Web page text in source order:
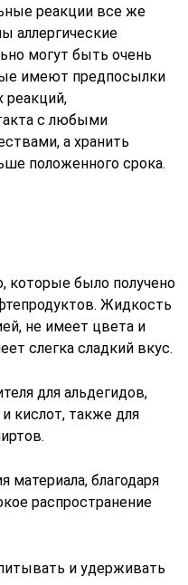
реакции все же
аллергические
могут быть очень
имеют предпосылки
реакций,
с любыми
а хранить
положенного срока.
которые было получено
Жидкость
не имеет цвета и
слегка сладкий вкус.
для альдегидов,
кислот, также для
материала, благодаря
распространение
и удерживать